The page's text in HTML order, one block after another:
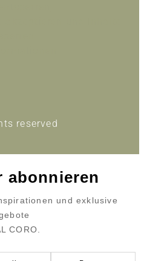
reserved
abonnieren
und exklusive
CORO.